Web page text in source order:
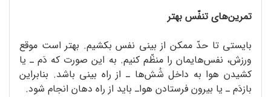
تمرین‌های تنفّس بهتر
بایستی تا حدّ ممکن از بینی نفس بکشیم. بهتر است موقع
ورزش، نفس‌هایمان را منظّم کنیم. به این صورت که دَم ـ یا
کشیدن هوا به داخل شُش‌ها ـ از راه بینی باشد. بنابراین
بازدَم ـ یا بیرون فرستادن هواـ باید از راه دهان انجام شود.